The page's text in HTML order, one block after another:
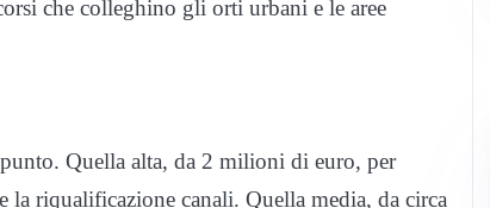
che colleghino gli orti urbani e le aree
Quella alta, da 2 milioni di euro, per
riqualificazione canali. Quella media, da circa